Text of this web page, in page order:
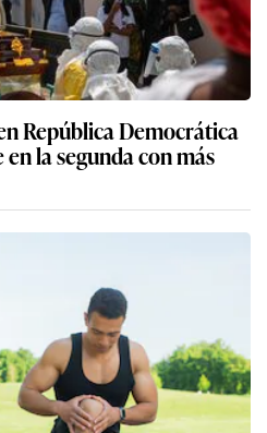
República Democrática
la segunda con más